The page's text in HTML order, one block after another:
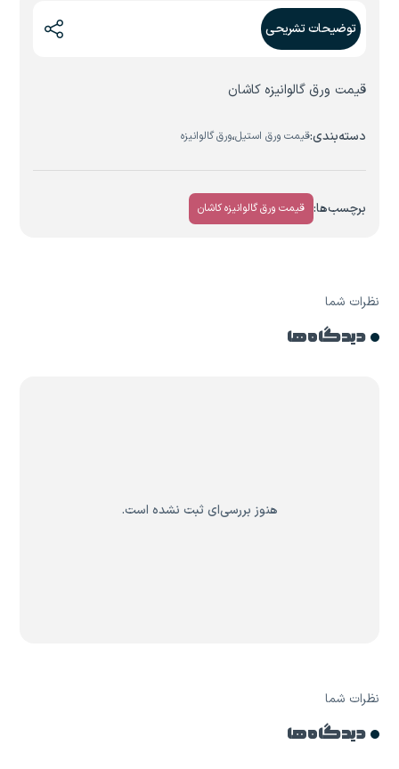
توضیحات تشریحی
قیمت ورق گالوانیزه کاشان
دسته‌بندی:قیمت ورق استیل،ورق گالوانیزه
برچسب‌ها: قیمت ورق گالوانیزه کاشان
نظرات شما
دیدگاه ها
هنوز بررسی‌ای ثبت نشده است.
نظرات شما
دیدگاه ها